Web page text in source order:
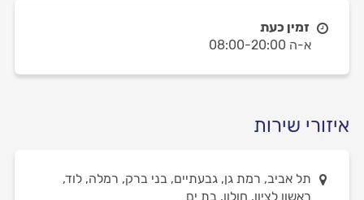
זמין כעת
א-ה 08:00-20:00
איזורי שירות
תל אביב, רמת גן, גבעתיים, בני ברק, רמלה, לוד,
ראשון לציון, חולון, בת ים